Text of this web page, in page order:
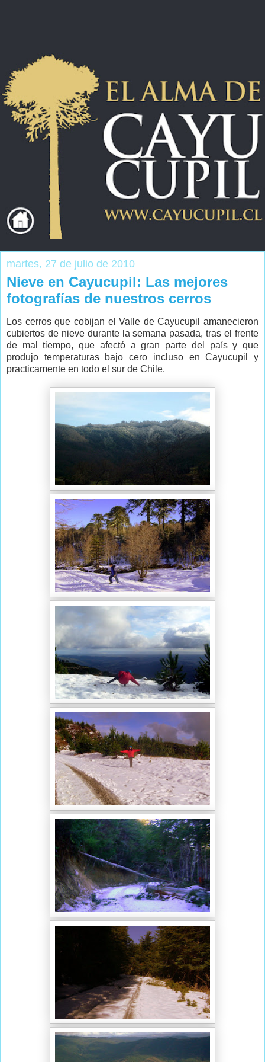
martes, 27 de julio de 2010
Nieve en Cayucupil: Las mejores
fotografías de nuestros cerros
Los cerros que cobijan el Valle de Cayucupil amanecieron
cubiertos de nieve durante la semana pasada, tras el frente
de mal tiempo, que afectó a gran parte del país y que
produjo temperaturas bajo cero incluso en Cayucupil y
practicamente en todo el sur de Chile.